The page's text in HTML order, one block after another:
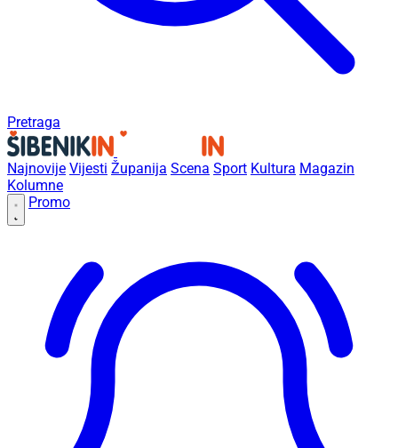
Pretraga
Najnovije Vijesti Županija Scena Sport Kultura Magazin
Kolumne
Promo